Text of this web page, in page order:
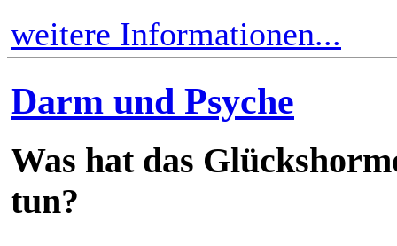
weitere Informationen...
Darm und Psyche
Was hat das
tun?